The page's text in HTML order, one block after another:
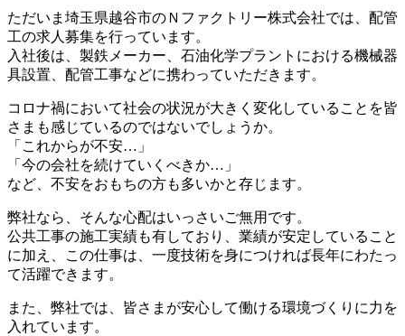
ただいま埼玉県越谷市のＮファクトリー株式会社では、配管
工の求人募集を行っています。
入社後は、製鉄メーカー、石油化学プラントにおける機械器
具設置、配管工事などに携わっていただきます。
コロナ禍において社会の状況が大きく変化していることを皆
さまも感じているのではないでしょうか。
「これからが不安…」
「今の会社を続けていくべきか…」
など、不安をおもちの方も多いかと存じます。
弊社なら、そんな心配はいっさいご無用です。
公共工事の施工実績も有しており、業績が安定していること
に加え、この仕事は、一度技術を身につければ長年にわたっ
て活躍できます。
また、弊社では、皆さまが安心して働ける環境づくりに力を
入れています。